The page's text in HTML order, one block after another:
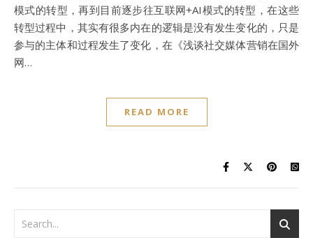
模式的转型，再到目前逐步往互联网+AI模式的转型，在这些
转型过程中，其实有很多内在的逻辑是没有发生变化的，只是
参与的主体和过程发生了变化，在《浅谈社交媒体营销在国外
网…
READ MORE